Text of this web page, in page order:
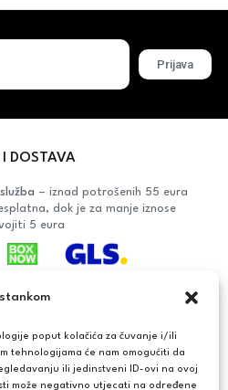
poput kolačića za čuvanje i/ili
tehnologijama će nam omogućiti da
ili jedinstveni ID-ovi na ovoj
može negativno utjecati na određene
Prijava
DOSTAVA
– iznad potrošenih 55 eura
dok je za manje iznose
5 eura
plaćanje prilikom